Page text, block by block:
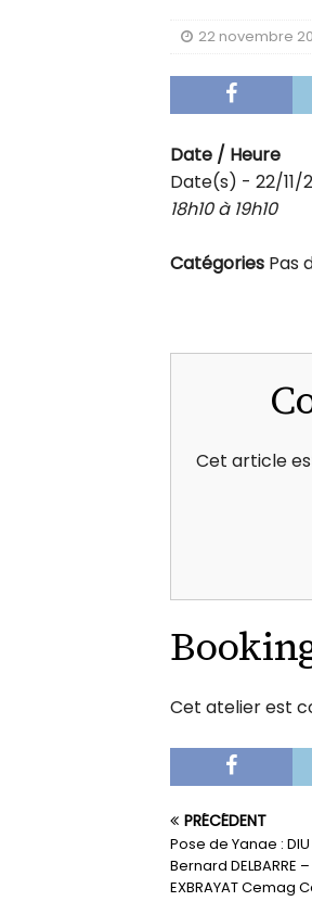
22 novembre
Date / Heure
Date(s) - 22/11/
18h10 à 19h10
Catégories Pas
Cet article
Cet atelier est
PRÉCÉDENT
Pose de Yanae :
Bernard DELBARRE
EXBRAYAT Cemag